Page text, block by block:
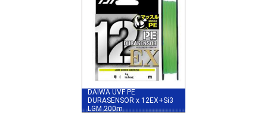
DAIWA UVF PE
DURASENSOR x 12EX+Si3
LGM 200m